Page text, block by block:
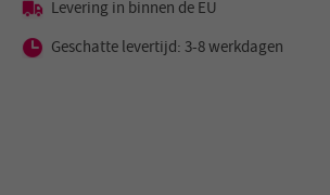
Levering in binnen de EU
Geschatte levertijd: 3-8 werkdagen